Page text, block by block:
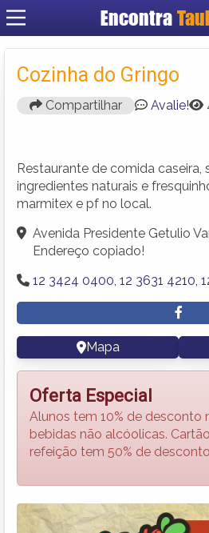
Encontra
Criar
Cozinha do Gringo
Compartilhar Avalie!
Restaurante de comida caseira,
ingredientes naturais e
marmitex e pf no local.
Avenida Presidente Getulio
Endereço copiado!
12 3424 0400, 12 3631 4210,
Mapa
Oferta Especial
Alunos tem 10% de desconto
bebidas não alcóolicas.
refeição tem 50% de